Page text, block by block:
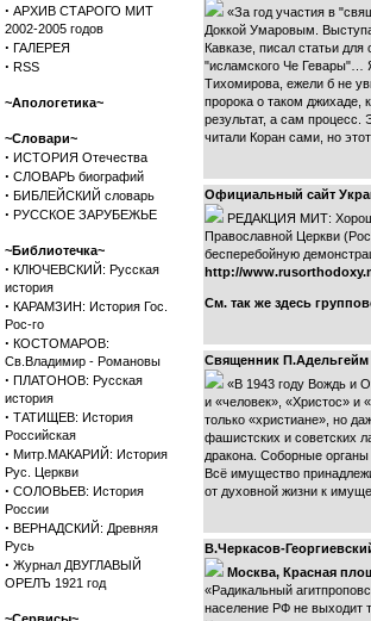
· АРХИВ СТАРОГО МИТ
2002-2005 годов
· ГАЛЕРЕЯ
· RSS
~Апологетика~
~Словари~
· ИСТОРИЯ Отечества
· СЛОВАРЬ биографий
· БИБЛЕЙСКИЙ словарь
· РУССКОЕ ЗАРУБЕЖЬЕ
~Библиотечка~
· КЛЮЧЕВСКИЙ: Русская
история
· КАРАМЗИН: История Гос.
Рос-го
· КОСТОМАРОВ:
Св.Владимир - Романовы
· ПЛАТОНОВ: Русская
история
· ТАТИЩЕВ: История
Российская
· Митр.МАКАРИЙ: История
Рус. Церкви
· СОЛОВЬЕВ: История
России
· ВЕРНАДСКИЙ: Древняя
Русь
· Журнал ДВУГЛАВЫЙ
ОРЕЛЪ 1921 год
«За год участия в
Доккой Умаровым.
Кавказе, писал статьи
"исламского Че Гевары"…
Тихомирова, ежели б не
пророка о таком джихаде,
результат, а сам процесс.
читали Коран сами, но
Официальный сайт
РЕДАКЦИЯ МИТ: Хорошо
Православной Церкви
бесперебойную
http://
См. так же здесь
Священник
«В 1943 году Вождь и
и «человек», «Христос» и
только «христиане», но
фашистских и советских
дракона. Соборные
Всё имущество
от духовной жизни к
В.Черкасов-
Москва, Красная
«Радикальный
население РФ не выходит